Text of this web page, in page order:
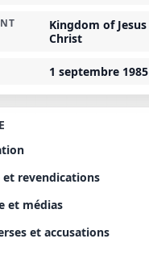
Kingdom of Jesus
Christ
1 septembre 1985
et revendications
et médias
et accusations